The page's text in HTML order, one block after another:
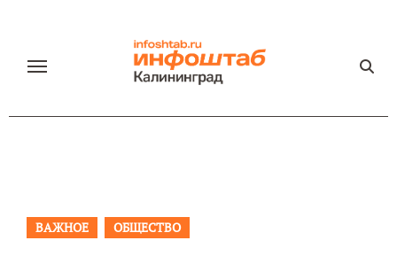
содержанию
ВАЖНОЕ ОБЩЕСТВО